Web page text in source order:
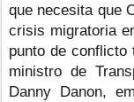
que necesita que
crisis migratoria
punto de conflicto
ministro de
Danny Danon,